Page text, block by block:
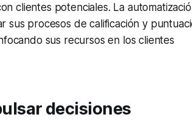
clientes potenciales. La
sus procesos de calificación y
sus recursos en los clientes
decisiones